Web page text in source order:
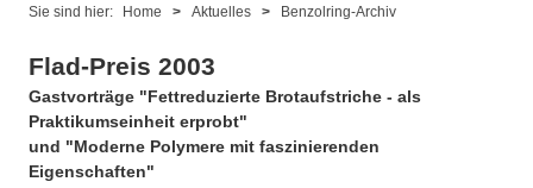
Berufsinformation
Über uns
Aktuelles
Benzolring online
Der Institutskalender
QM-Zertifizierung nach SGB III / AZAV
Sie sind hier: Home > Aktuelles > Benzolring-Archiv
Flad-Preis 2003
Gastvorträge "Fettreduzierte Brotaufstriche - als
Praktikumseinheit erprobt"
und "Moderne Polymere mit faszinierenden
Eigenschaften"